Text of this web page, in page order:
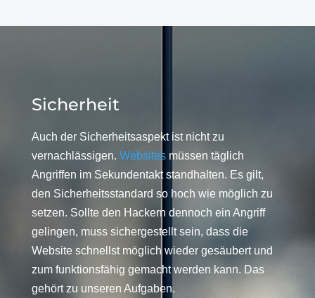
Sicherheit
Auch der Sicherheitsaspekt ist nicht zu
vernachlässigen. Websitesmüssen täglich
Angriffen im Sekundentakt standhalten. Es gilt,
den Sicherheitsstandard so hoch wie möglich zu
setzen. Sollte den Hackern dennoch ein Angriff
gelingen, muss sichergestellt sein, dass die
Website schnellst möglich wieder gesäubert und
zum funktionsfähig gemacht werden kann. Das
gehört zu unseren Aufgaben.